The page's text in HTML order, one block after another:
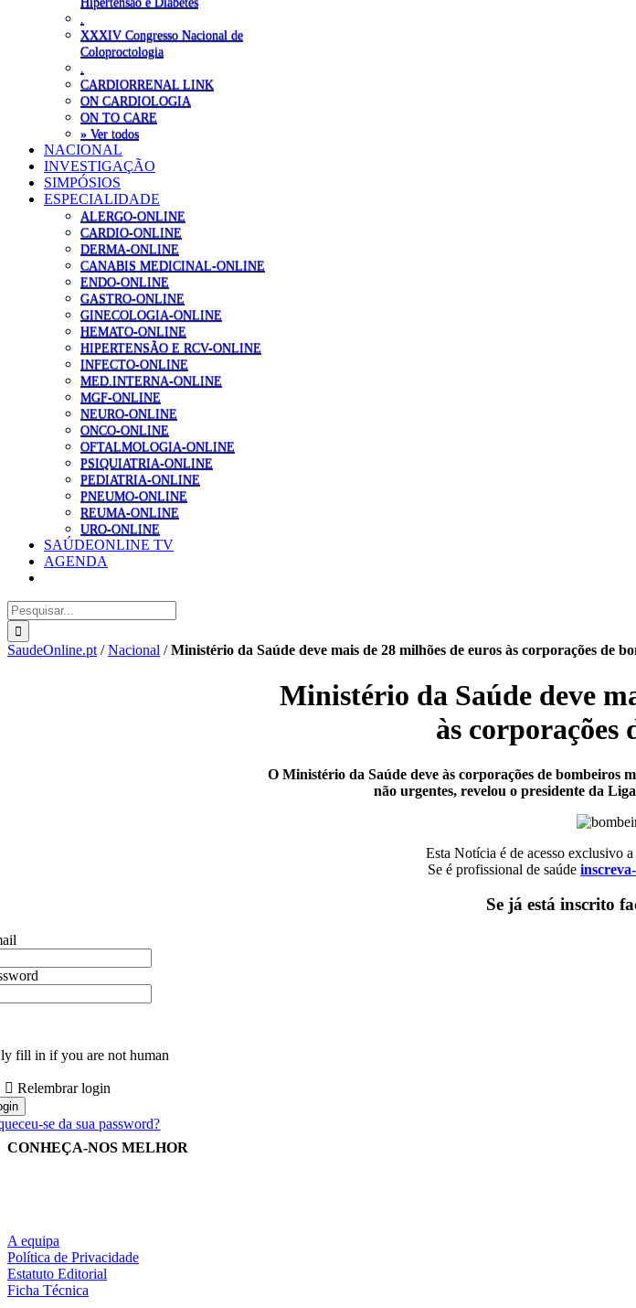
XXXIV Congresso Nacional de
Coloproctologia
CARDIORRENAL LINK
ON CARDIOLOGIA
ON TO CARE
» Ver todos
NACIONAL
INVESTIGAÇÃO
SIMPÓSIOS
ESPECIALIDADE
ALERGO-ONLINE
CARDIO-ONLINE
DERMA-ONLINE
CANABIS MEDICINAL-ONLINE
ENDO-ONLINE
GASTRO-ONLINE
GINECOLOGIA-ONLINE
HEMATO-ONLINE
HIPERTENSÃO E RCV-ONLINE
INFECTO-ONLINE
MED.INTERNA-ONLINE
MGF-ONLINE
NEURO-ONLINE
ONCO-ONLINE
OFTALMOLOGIA-ONLINE
PSIQUIATRIA-ONLINE
PEDIATRIA-ONLINE
PNEUMO-ONLINE
REUMA-ONLINE
URO-ONLINE
SAÚDEONLINE TV
AGENDA
Pesquisar
SaudeOnline.pt /Nacional /Ministério da Saúde deve mais de 28 milhões de euros às corporações de
Ministério da Saúde deve
às corporações
O Ministério da Saúde deve às corporações de bombeiros
não urgentes, revelou o presidente da
Esta Notícia é de acesso exclusivo
Se é profissional de saúde
Se já está inscrito
fill in if you are not human
Relembrar login
se da sua password?
CONHEÇA-NOS MELHOR
A equipa
Política de Privacidade
Estatuto Editorial
Ficha Técnica